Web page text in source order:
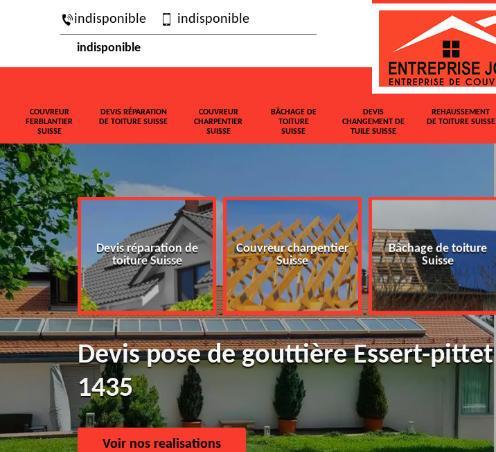
indisponible indisponible
indisponible
COUVREUR
FERBLANTIER
SUISSE
DEVIS RÉPARATION
DE TOITURE SUISSE
COUVREUR
CHARPENTIER
SUISSE
BÂCHAGE DE
TOITURE
SUISSE
DEVIS
CHANGEMENT DE
TUILE SUISSE
REHAUSSEMENT
DE TOITURE SUISSE
Devis réparation de
toiture Suisse
Couvreur charpentier
Suisse
Bâchage de toiture
Suisse
Devis pose de gouttière Essert-pittet
1435
Voir nos realisations